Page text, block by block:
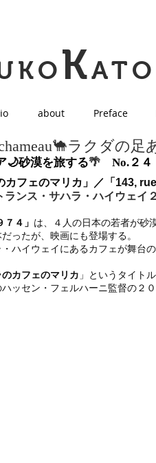
KATO
about Preface
ラクダの足
🌙砂漠を旅する🌴 No.２４
カフェのマリカ」／「143,
ンス・サハラ・ハイウェイ２
７４」 は、４人の日本の若者が砂
ったが、映画にも登場する。
・ハイウェイにあるカフェが舞台
カフェのマリカ 」というタイトル
ッセン・フェルハーニ監督の２０